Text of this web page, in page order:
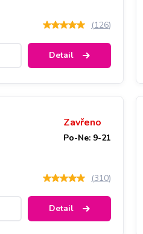
(126)
Detail
Zavřeno
Po-Ne: 9-21
(310)
Detail